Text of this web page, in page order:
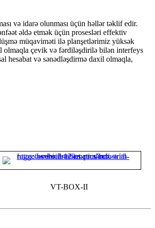
və idarə olunması üçün həllər təklif edir.
əldə etmək üçün prosesləri effektiv
müqaviməti ilə planşetlərimiz yüksək
olmaqla çevik və fərdiləşdirilə bilən interfeys
hesabat və sənədləşdirmə daxil olmaqla,
VT-BOX-II